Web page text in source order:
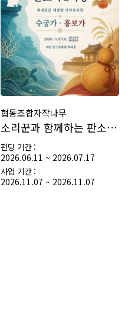
협동조합자작나무
소리꾼과 함께하는 판소리 5마당 재창작 세대공감 체험형…
펀딩 기간 :
2026.06.11 ~ 2026.07.17
사업 기간 :
2026.11.07 ~ 2026.11.07